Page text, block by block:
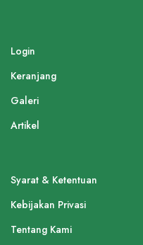
Login
Keranjang
Galeri
Artikel
Syarat & Ketentuan
Kebijakan Privasi
Tentang Kami